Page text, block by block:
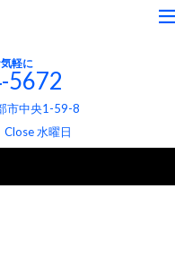
軽に
5672
市中央1-59-8
水曜日